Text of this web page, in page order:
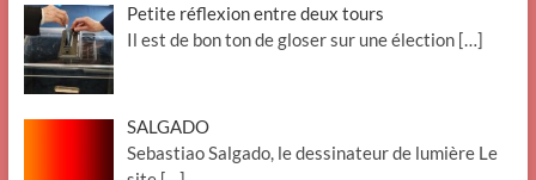
Petite réflexion entre deux tours
Il est de bon ton de gloser sur une élection […]
SALGADO
Sebastiao Salgado, le dessinateur de lumière Le